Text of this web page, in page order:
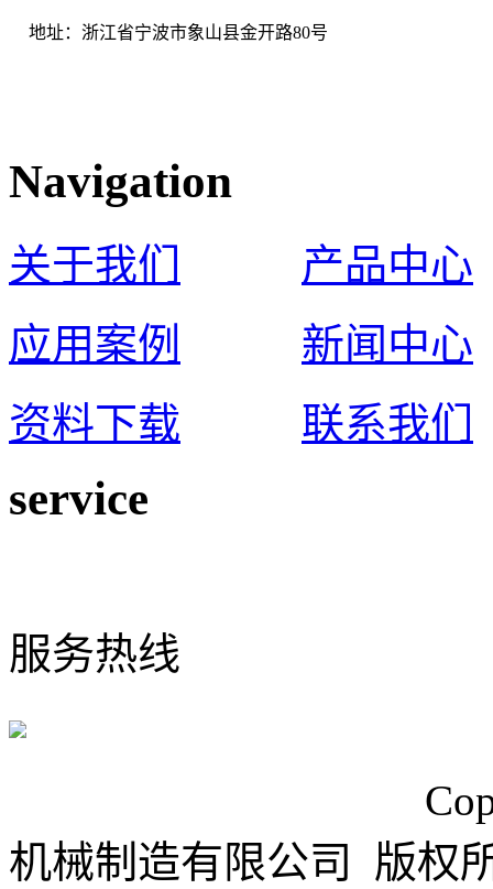
地址：浙江省宁波市象山县金开路80号
Navigation
关于我们
产品中心
应用案例
新闻中心
资料下载
联系我们
service
服务热线
机械制造有限公司 版权